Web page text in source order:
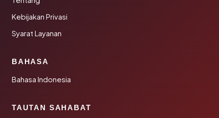
Kebijakan Privasi
Syarat Layanan
BAHASA
Bahasa Indonesia
TAUTAN SAHABAT